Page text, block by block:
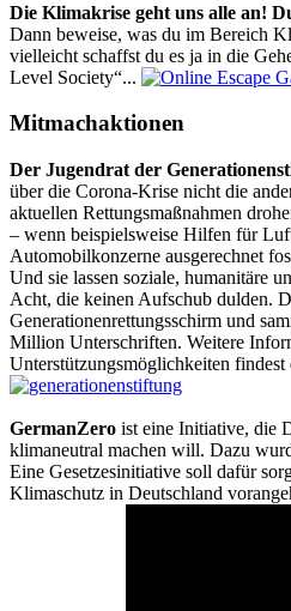
Die Klimakrise geht uns alle an!
Dann beweise, was du im Bereich
vielleicht schaffst du es ja in die
Level Society“...
Mitmachaktionen
Der Jugendrat der
über die Corona-Krise nicht die
aktuellen Rettungsmaßnahmen
– wenn beispielsweise Hilfen für
Automobilkonzerne ausgerechnet
Und sie lassen soziale, humanitäre
Acht, die keinen Aufschub dulden.
Generationenrettungsschirm und
Million Unterschriften. Weitere
Unterstützungsmöglichkeiten findest
GermanZero ist eine Initiative, die
klimaneutral machen will. Dazu
Eine Gesetzesinitiative soll dafür
Klimaschutz in Deutschland